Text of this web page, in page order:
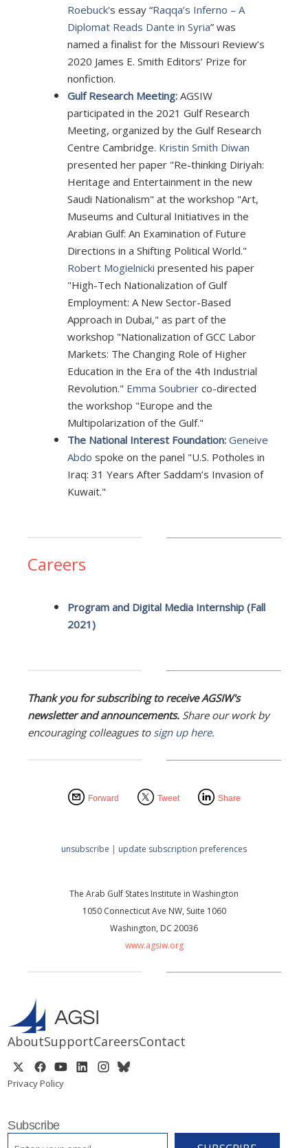
Roebuck's essay “Raqqa’s Inferno – A
Diplomat Reads Dante in Syria” was
named a finalist for the Missouri Review’s
2020 James E. Smith Editors’ Prize for
nonfiction.
Gulf Research Meeting:AGSIW
participated in the 2021 Gulf Research
Meeting, organized by the Gulf Research
Centre Cambridge. Kristin Smith Diwan
presented her paper "Re-thinking Diriyah:
Heritage and Entertainment in the new
Saudi Nationalism" at the workshop "Art,
Museums and Cultural Initiatives in the
Arabian Gulf: An Examination of Future
Directions in a Shifting Political World."
Robert Mogielnicki presented his paper
"High-Tech Nationalization of Gulf
Employment: A New Sector-Based
Approach in Dubai," as part of the
workshop "Nationalization of GCC Labor
Markets: The Changing Role of Higher
Education in the Era of the 4th Industrial
Revolution." Emma Soubrierco-directed
the workshop "Europe and the
Multipolarization of the Gulf."
The National Interest Foundation: Geneive
Abdo spoke on the panel "U.S. Potholes in
Iraq: 31 Years After Saddam’s Invasion of
Kuwait."
Careers
Program and Digital Media Internship (Fall
2021)
Thank you for subscribing to receive AGSIW's
newsletter and announcements.Share our work by
encouraging colleagues to sign up here.
Forward Tweet Share
unsubscribe | update subscription preferences
The Arab Gulf States Institute in Washington
1050 Connecticut Ave NW, Suite 1060
Washington, DC 20036
www.agsiw.org
AboutSupportCareersContact
Privacy Policy
Subscribe